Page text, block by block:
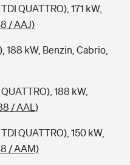
QUATTRO), 171 kW,
/ AAJ)
188 kW, Benzin, Cabrio,
188 kW,
/ AAL)
QUATTRO), 150 kW,
/ AAM)